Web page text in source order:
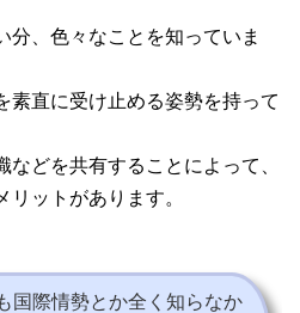
分、色々なことを知っていま
素直に受け止める姿勢を持って
どを共有することによって、
ットがあります。
国際情勢とか全く知らなか